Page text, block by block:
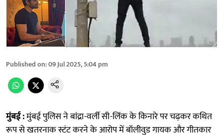
Published on:09 Jul 2025, 5:04 pm
मुंबई :मुंबई पुलिस ने बांद्रा-वर्ली सी-लिंक के किनारे पर चढ़कर कथित
रूप से खतरनाक स्टंट करने के आरोप में बॉलीवुड गायक और गीतकार